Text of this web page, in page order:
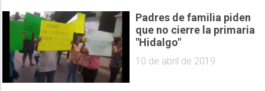
Padres de familia piden
que no cierre la primaria
"Hidalgo"
10 de abril de 2019